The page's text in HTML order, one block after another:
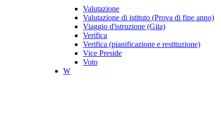
Valutazione
Valutazione di istituto (Prova di fine anno)
Viaggio d'istruzione (Gita)
Verifica
Verifica (pianificazione e restituzione)
Vice Preside
Voto
W